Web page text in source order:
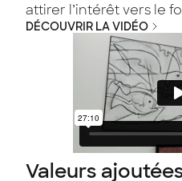
attirer l’intérêt vers le
DÉCOUVRIR LA VIDÉO
Valeurs